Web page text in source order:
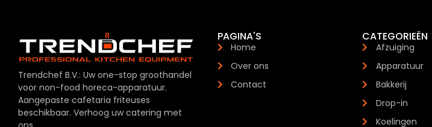
Trendchef B.V.: Uw one-stop groothandel
voor non-food horeca-apparatuur.
Aangepaste cafetaria friteuses
beschikbaar. Verhoog uw catering met
PAGINA'S
Home
Over ons
Contact
CATEGORIEËN
Afzuiging
Apparatuur
Bakkerij
Drop-in
Koelingen